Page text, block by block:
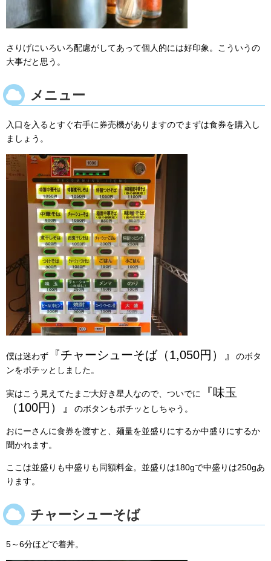
さりげにいろいろ配慮がしてあって個人的には好印象。こういうの
大事だと思う。
メニュー
入口を入るとすぐ右手に券売機がありますのでまずは食券を購入し
ましょう。
僕は迷わず 『チャーシューそば（1,050円）』
のボタ
ンをポチッとしました。
実はこう見えてたまご大好き星人なので、ついでに
『味玉
（100円）』
のボタンもポチッとしちゃう。
おにーさんに食券を渡すと、麺量を並盛りにするか中盛りにするか
聞かれます。
ここは並盛りも中盛りも同額料金。並盛りは180gで中盛りは250gあ
ります。
チャーシューそば
5～6分ほどで着丼。